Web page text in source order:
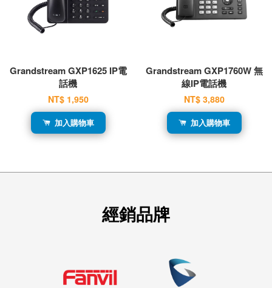
Grandstream GXP1625 IP電
話機
NT$ 1,950
加入購物車
Grandstream GXP1760W 無
線IP電話機
NT$ 3,880
加入購物車
經銷品牌